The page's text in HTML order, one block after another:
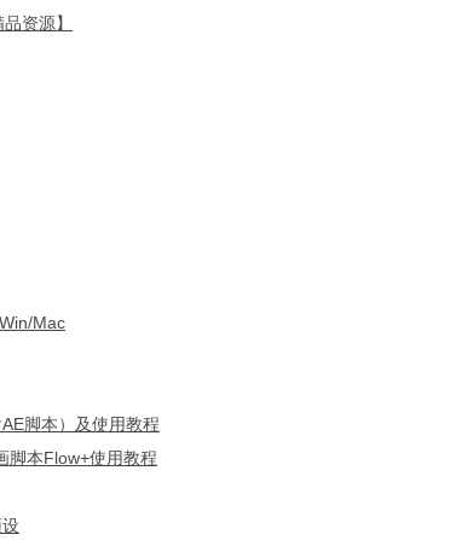
资源】
Mac
脚本）及使用教程
脚本Flow+使用教程